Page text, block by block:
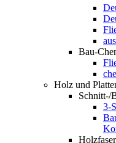
Bau-
Holz und
Schnitt-/
3-